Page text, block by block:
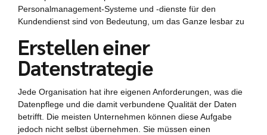
Personalmanagement-Systeme und -dienste für den
Kundendienst sind von Bedeutung, um das Ganze lesbar zu
Erstellen einer
Datenstrategie
Jede Organisation hat ihre eigenen Anforderungen, was die
Datenpflege und die damit verbundene Qualität der Daten
betrifft. Die meisten Unternehmen können diese Aufgabe
jedoch nicht selbst übernehmen. Sie müssen einen